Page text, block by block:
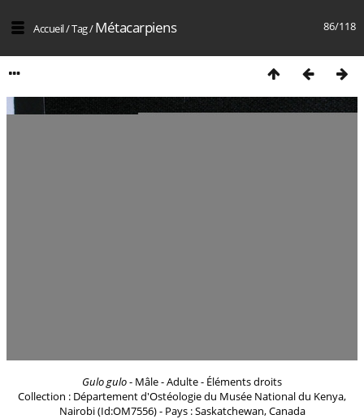
86/118
Accueil/Tag/Métacarpiens
Gulo gulo- Mâle - Adulte - Éléments droits
Collection : Département d'Ostéologie du Musée National du Kenya,
Nairobi (Id:OM7556) - Pays : Saskatchewan, Canada